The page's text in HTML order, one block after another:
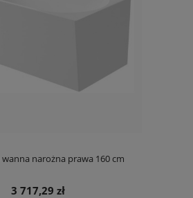
wanna narożna prawa 160 cm
3 717,29 zł